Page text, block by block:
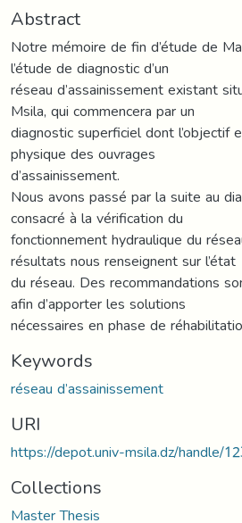
Abstract
Notre mémoire de fin d’étude de
l’étude de diagnostic d’un
réseau d’assainissement existant
Msila, qui commencera par un
diagnostic superficiel dont l’objectif
physique des ouvrages
d’assainissement.
Nous avons passé par la suite au
consacré à la vérification du
fonctionnement hydraulique du
résultats nous renseignent sur l’état
du réseau. Des recommandations
afin d’apporter les solutions
nécessaires en phase de
Keywords
réseau d’assainissement
URI
https://depot.univ-msila.dz/handle/
Collections
Master Thesis